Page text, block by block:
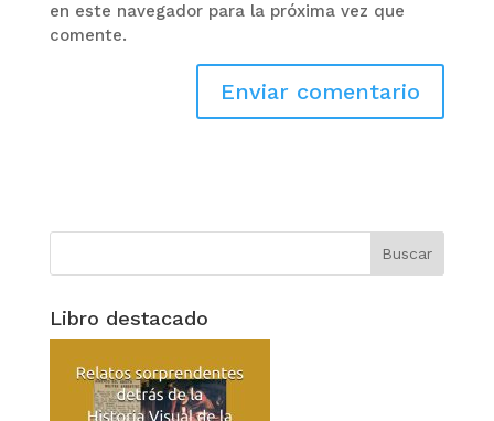
en este navegador para la próxima vez que
comente.
Libro destacado